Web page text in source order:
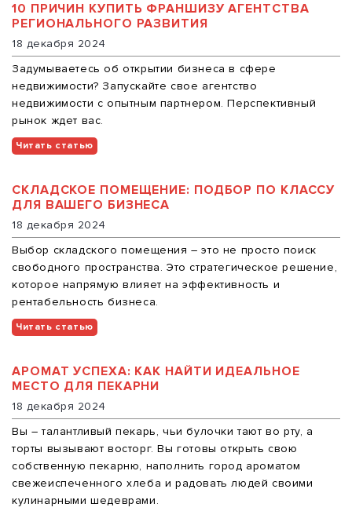
10 ПРИЧИН КУПИТЬ ФРАНШИЗУ АГЕНТСТВА
РЕГИОНАЛЬНОГО РАЗВИТИЯ
18 декабря 2024
Задумываетесь об открытии бизнеса в сфере
недвижимости? Запускайте свое агентство
недвижимости с опытным партнером. Перспективный
рынок ждет вас.
Читать статью
СКЛАДСКОЕ ПОМЕЩЕНИЕ: ПОДБОР ПО КЛАССУ
ДЛЯ ВАШЕГО БИЗНЕСА
18 декабря 2024
Выбор складского помещения – это не просто поиск
свободного пространства. Это стратегическое решение,
которое напрямую влияет на эффективность и
рентабельность бизнеса.
Читать статью
АРОМАТ УСПЕХА: КАК НАЙТИ ИДЕАЛЬНОЕ
МЕСТО ДЛЯ ПЕКАРНИ
18 декабря 2024
Вы – талантливый пекарь, чьи булочки тают во рту, а
торты вызывают восторг. Вы готовы открыть свою
собственную пекарню, наполнить город ароматом
свежеиспеченного хлеба и радовать людей своими
кулинарными шедеврами.